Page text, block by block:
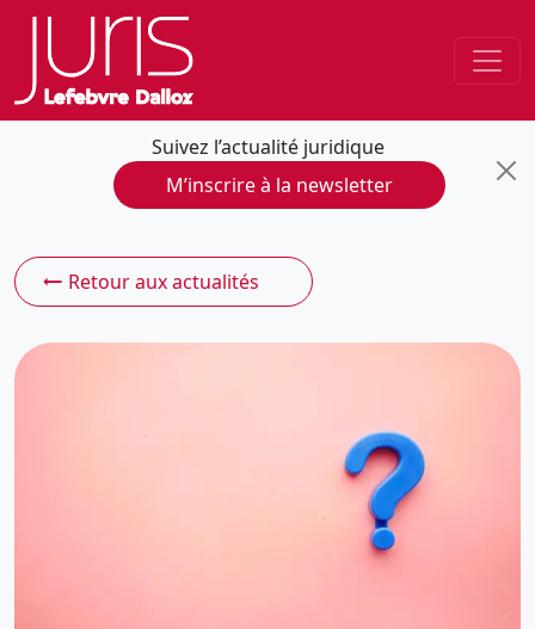
Suivez l’actualité juridique
M’inscrire à la newsletter
Retour aux actualités